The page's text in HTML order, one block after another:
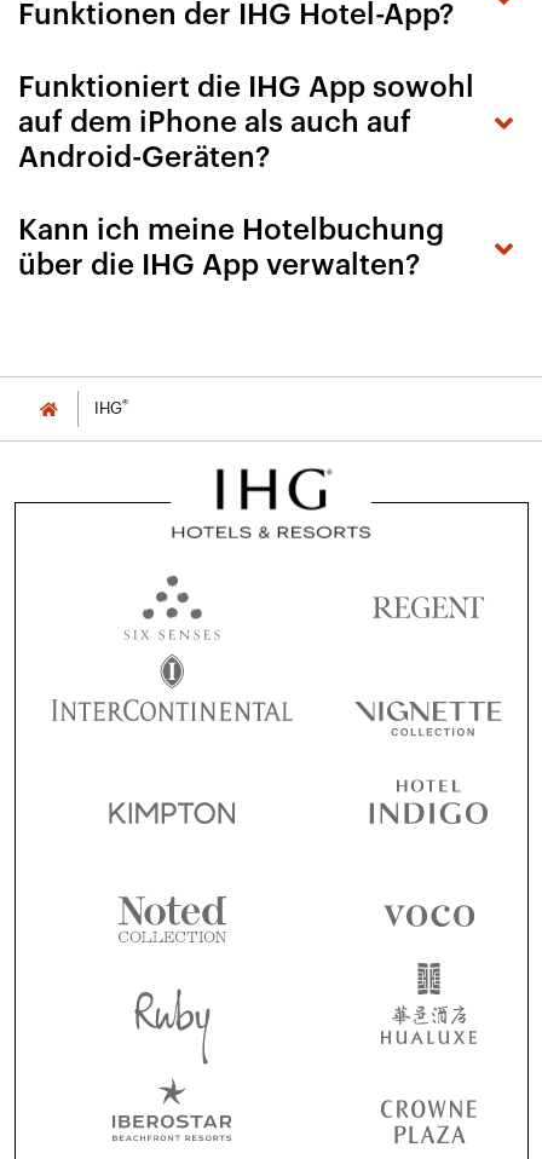
Funktionen der IHG Hotel-App?
Funktioniert die IHG App sowohl
auf dem iPhone als auch auf
Android-Geräten?
Kann ich meine Hotelbuchung
über die IHG App verwalten?
IHG®